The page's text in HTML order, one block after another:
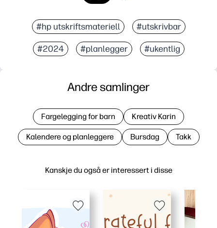
#hp utskriftsmateriell #utskrivbar
#2024 #planlegger #ukentlig
Kanskje du også er interessert i disse
Andre samlinger
Fargelegging for barn Kreativ Karin
Kalendere og planleggere Bursdag Takk